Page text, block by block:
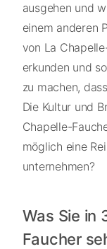
ausgehen und
einem anderen
von La
erkunden und
zu machen,
Die Kultur und
Chapelle-
möglich eine
unternehmen?
Was Sie in
Faucher